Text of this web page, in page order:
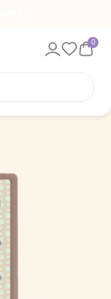
0